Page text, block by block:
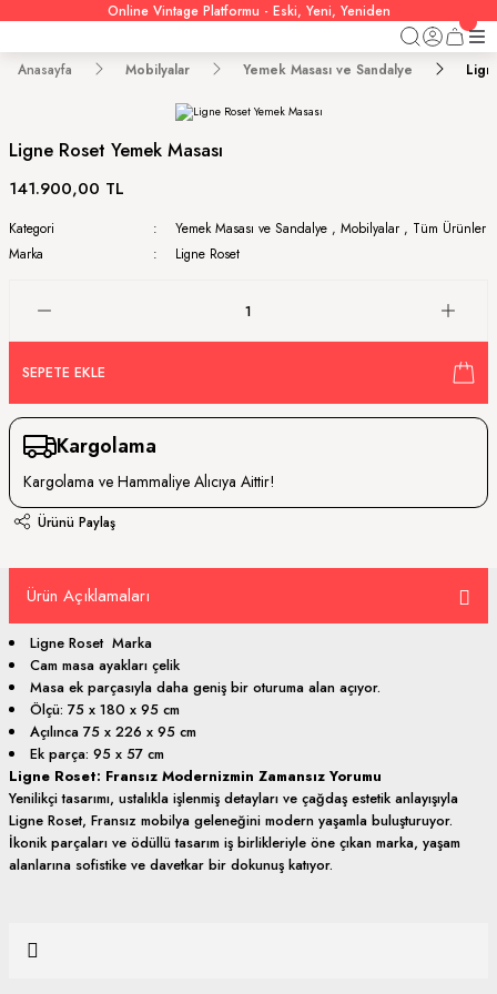
Online Vintage Platformu - Eski, Yeni, Yeniden
Anasayfa Mobilyalar Yemek Masası ve Sandalye
Ligne Roset Yemek Masası
141.900,00 TL
Kategori Yemek Masası ve Sandalye , Mobilyalar , Tüm Ürünler
Marka
Ligne Roset
SEPETE EKLE
Kargolama
Kargolama ve Hammaliye Alıcıya Aittir!
Ürünü Paylaş
Ürün Açıklamaları
Ligne Roset Marka
Cam masa ayakları çelik
Masa ek parçasıyla daha geniş bir oturuma alan açıyor.
Ölçü: 75 x 180 x 95 cm
Açılınca 75 x 226 x 95 cm
Ek parça: 95 x 57 cm
Ligne Roset: Fransız Modernizmin Zamansız Yorumu
Yenilikçi tasarımı, ustalıkla işlenmiş detayları ve çağdaş estetik anlayışıyla
Ligne Roset, Fransız mobilya geleneğini modern yaşamla buluşturuyor.
İkonik parçaları ve ödüllü tasarım iş birlikleriyle öne çıkan marka, yaşam
alanlarına sofistike ve davetkar bir dokunuş katıyor.